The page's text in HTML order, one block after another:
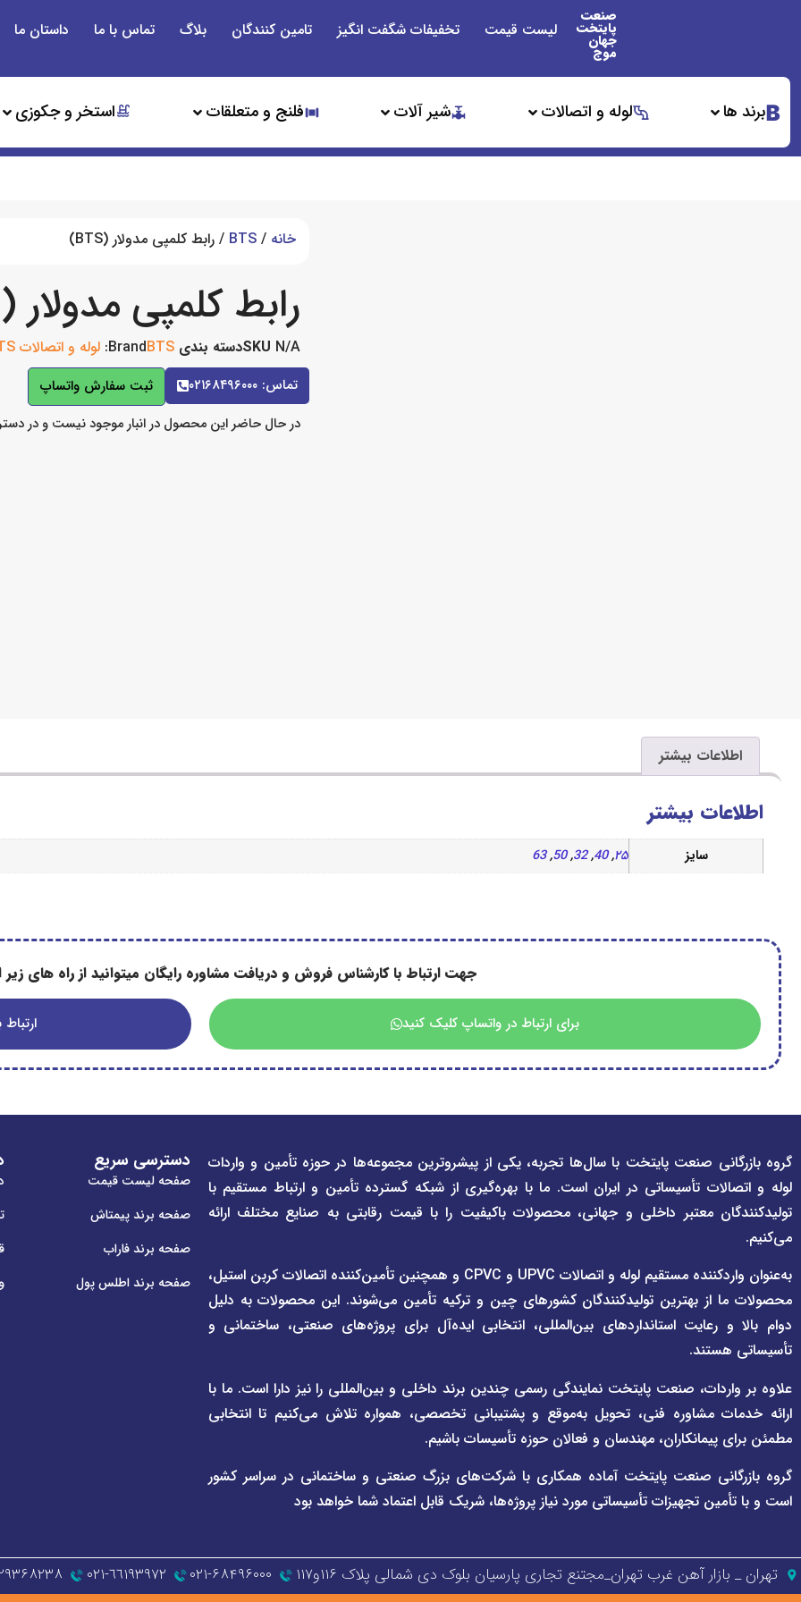
صنعت
پایتخت
جهان
موج
لیست قیمت تخفیفات شگفت انگیز تامین کنندگان بلاگ تماس با ما داستان ما
برند ها لوله و اتصالات شیر آلات فلنج و متعلقات استخر و جکوزی
خانه /
BTS / رابط کلمپی مدولار (BTS)
رابط کلمپی مدولار (BTS)
SKU N/A دسته بندی BTS
Brand: لوله و اتصالات BTS
تماس: ۰۲۱۶۸۴۹۶۰۰۰ ثبت سفارش واتساپ
در حال حاضر این محصول در انبار موجود نیست و در
اطلاعات بیشتر
اطلاعات بیشتر
سایز ۲۵,
40
,
32
,
50
,
63
جهت ارتباط با کارشناس فروش و دریافت مشاوره رایگان میتوانید از راه های زیر
ارتباط برای ارتباط در واتساپ کلیک کنید
گروه بازرگانی صنعت پایتخت با سال‌ها تجربه، یکی از پیشروترین مجموعه‌ها در حوزه تأمین و واردات
لوله و اتصالات تأسیساتی در ایران است. ما با بهره‌گیری از شبکه گسترده تأمین و ارتباط مستقیم با
تولیدکنندگان معتبر داخلی و جهانی، محصولات باکیفیت را با قیمت رقابتی به صنایع مختلف ارائه
می‌کنیم.
به‌عنوان واردکننده مستقیم لوله و اتصالات UPVC و CPVC و همچنین تأمین‌کننده اتصالات کربن استیل،
محصولات ما از بهترین تولیدکنندگان کشورهای چین و ترکیه تأمین می‌شوند. این محصولات به دلیل
دوام بالا و رعایت استانداردهای بین‌المللی، انتخابی ایده‌آل برای پروژه‌های صنعتی، ساختمانی و
تأسیساتی هستند.
علاوه بر واردات، صنعت پایتخت نمایندگی رسمی چندین برند داخلی و بین‌المللی را نیز دارا است. ما با
ارائه خدمات مشاوره فنی، تحویل به‌موقع و پشتیبانی تخصصی، همواره تلاش می‌کنیم تا انتخابی
مطمئن برای پیمانکاران، مهندسان و فعالان حوزه تأسیسات باشیم.
گروه بازرگانی صنعت پایتخت آماده همکاری با شرکت‌های بزرگ صنعتی و ساختمانی در سراسر کشور
است و با تأمین تجهیزات تأسیساتی مورد نیاز پروژه‌ها، شریک قابل اعتماد شما خواهد بود
دسترسی سریع
صفحه لیست قیمت
صفحه برند پیمتاش
صفحه برند فاراب
صفحه برند اطلس پول
تهران _ بازار آهن غرب تهران_مجتنع تجاری پارسیان بلوک دی شمالی پلاک ۱۱۶و۱۱۷ ۰۲۱-۶۸۴۹۶۰۰۰ ٦٦١٩٣٩٧٢-٠٢١